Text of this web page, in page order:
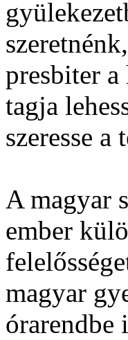
presbiter
tagja
szeresse a
A magyar
ember
magyar
órarendbe